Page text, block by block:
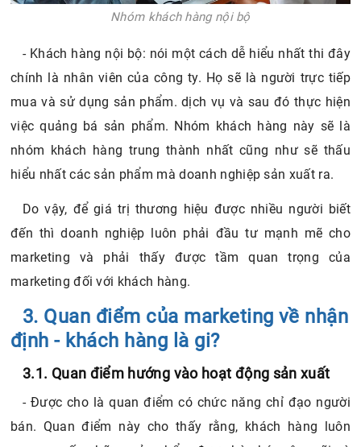
Nhóm khách hàng nội bộ
- Khách hàng nội bộ: nói một cách dễ hiểu nhất thi đây
chính là nhân viên của công ty. Họ sẽ là người trực tiếp
mua và sử dụng sản phẩm. dịch vụ và sau đó thực hiện
việc quảng bá sản phẩm. Nhóm khách hàng này sẽ là
nhóm khách hàng trung thành nhất cũng như sẽ thấu
hiểu nhất các sản phẩm mà doanh nghiệp sản xuất ra.
Do vậy, để giá trị thương hiệu được nhiều người biết
đến thì doanh nghiệp luôn phải đầu tư mạnh mẽ cho
marketing và phải thấy được tầm quan trọng của
marketing đối với khách hàng.
3. Quan điểm của marketing về nhận
định - khách hàng là gi?
3.1. Quan điểm hướng vào hoạt động sản xuất
- Được cho là quan điểm có chức năng chỉ đạo người
bán. Quan điểm này cho thấy rằng, khách hàng luôn